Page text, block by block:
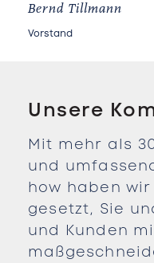
Bernd Tillmann
Vorstand
Unsere
Mit mehr als
und
how haben wir
gesetzt, Sie
und Kunden